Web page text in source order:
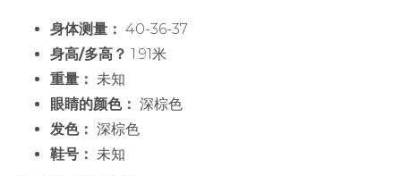
身体测量： 40-36-37
身高/多高？ 1.91米
重量： 未知
眼睛的颜色： 深棕色
发色： 深棕色
鞋号： 未知